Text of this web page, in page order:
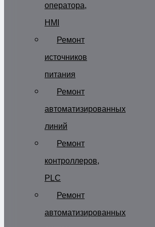
оператора,
HMI
Ремонт
источников
питания
Ремонт
автоматизированных
линий
Ремонт
контроллеров,
PLC
Ремонт
автоматизированных